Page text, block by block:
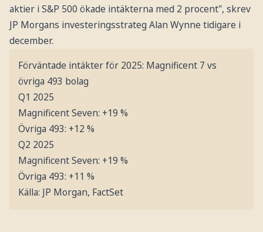
aktier i S&P 500 ökade intäkterna med 2 procent", skrev
JP Morgans investeringsstrateg Alan Wynne tidigare i
december.
Förväntade intäkter för 2025: Magnificent 7 vs
övriga 493 bolag
Q1 2025
Magnificent Seven: +19 %
Övriga 493: +12 %
Q2 2025
Magnificent Seven: +19 %
Övriga 493: +11 %
Källa: JP Morgan, FactSet